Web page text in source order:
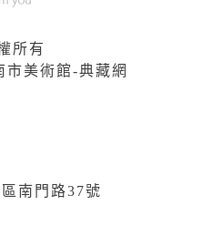
所有
市美術館-典藏網
南門路37號